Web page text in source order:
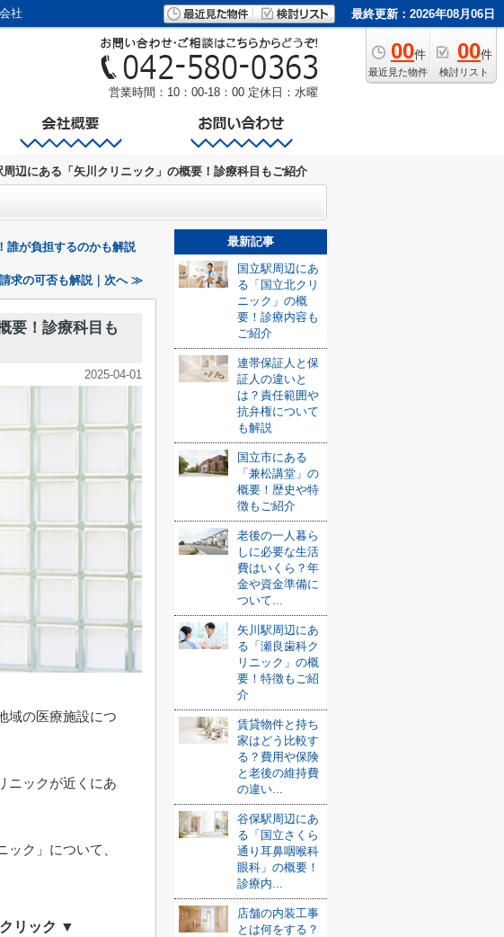
社 最終更新：2026年08月06日
00件
最近見た物件
00件
検討リスト
営業時間：10：00-18：00 定休日：水曜
周辺にある「矢川クリニック」の概要！診療科目もご紹介
誰が負担するのかも解説
求の可否も解説｜次へ ≫
要！診療科目も
2025-04-01
域の医療施設につ
ニックが近くにあ
ク」について、
リック ▼
最新記事
国立駅周辺にあ
る「国立北クリ
ニック」の概
要！診療内容も
ご紹介
連帯保証人と保
証人の違いと
は？責任範囲や
抗弁権について
も解説
国立市にある
「兼松講堂」の
概要！歴史や特
徴もご紹介
老後の一人暮ら
しに必要な生活
費はいくら？年
金や資金準備に
ついて...
矢川駅周辺にあ
る「瀬良歯科ク
リニック」の概
要！特徴もご紹
介
賃貸物件と持ち
家はどう比較す
る？費用や保険
と老後の維持費
の違い...
谷保駅周辺にあ
る「国立さくら
通り耳鼻咽喉科
眼科」の概要！
診療内...
店舗の内装工事
とは何をする？